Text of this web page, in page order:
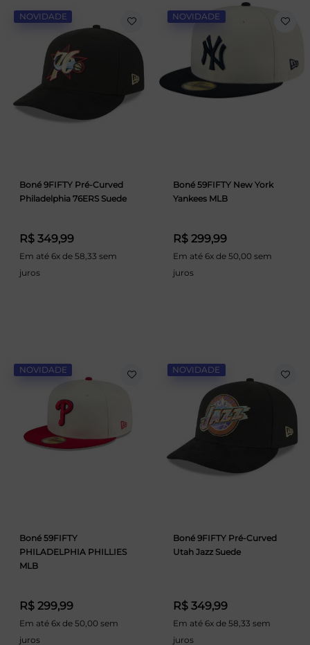
NOVIDADE
Boné 9FIFTY Pré-Curved
Philadelphia 76ERS Suede
R$ 349,99
Em até 6x de 58,33 sem
juros
NOVIDADE
Boné 59FIFTY New York
Yankees MLB
R$ 299,99
Em até 6x de 50,00 sem
juros
NOVIDADE
Boné 59FIFTY
PHILADELPHIA PHILLIES
MLB
R$ 299,99
Em até 6x de 50,00 sem
juros
NOVIDADE
Boné 9FIFTY Pré-Curved
Utah Jazz Suede
R$ 349,99
Em até 6x de 58,33 sem
juros